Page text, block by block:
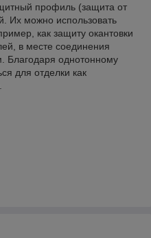
профиль (защита от
Их можно использовать
как защиту окантовки
в месте соединения
Благодаря однотонному
для отделки как